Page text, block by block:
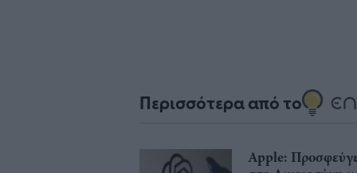
Περισσότερα από το
Apple: